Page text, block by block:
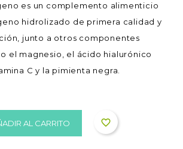
es un complemento alimenticio
hidrolizado de primera calidad y
junto a otros componentes
el magnesio, el ácido hialurónico
C y la pimienta negra.
AL CARRITO favorite_border